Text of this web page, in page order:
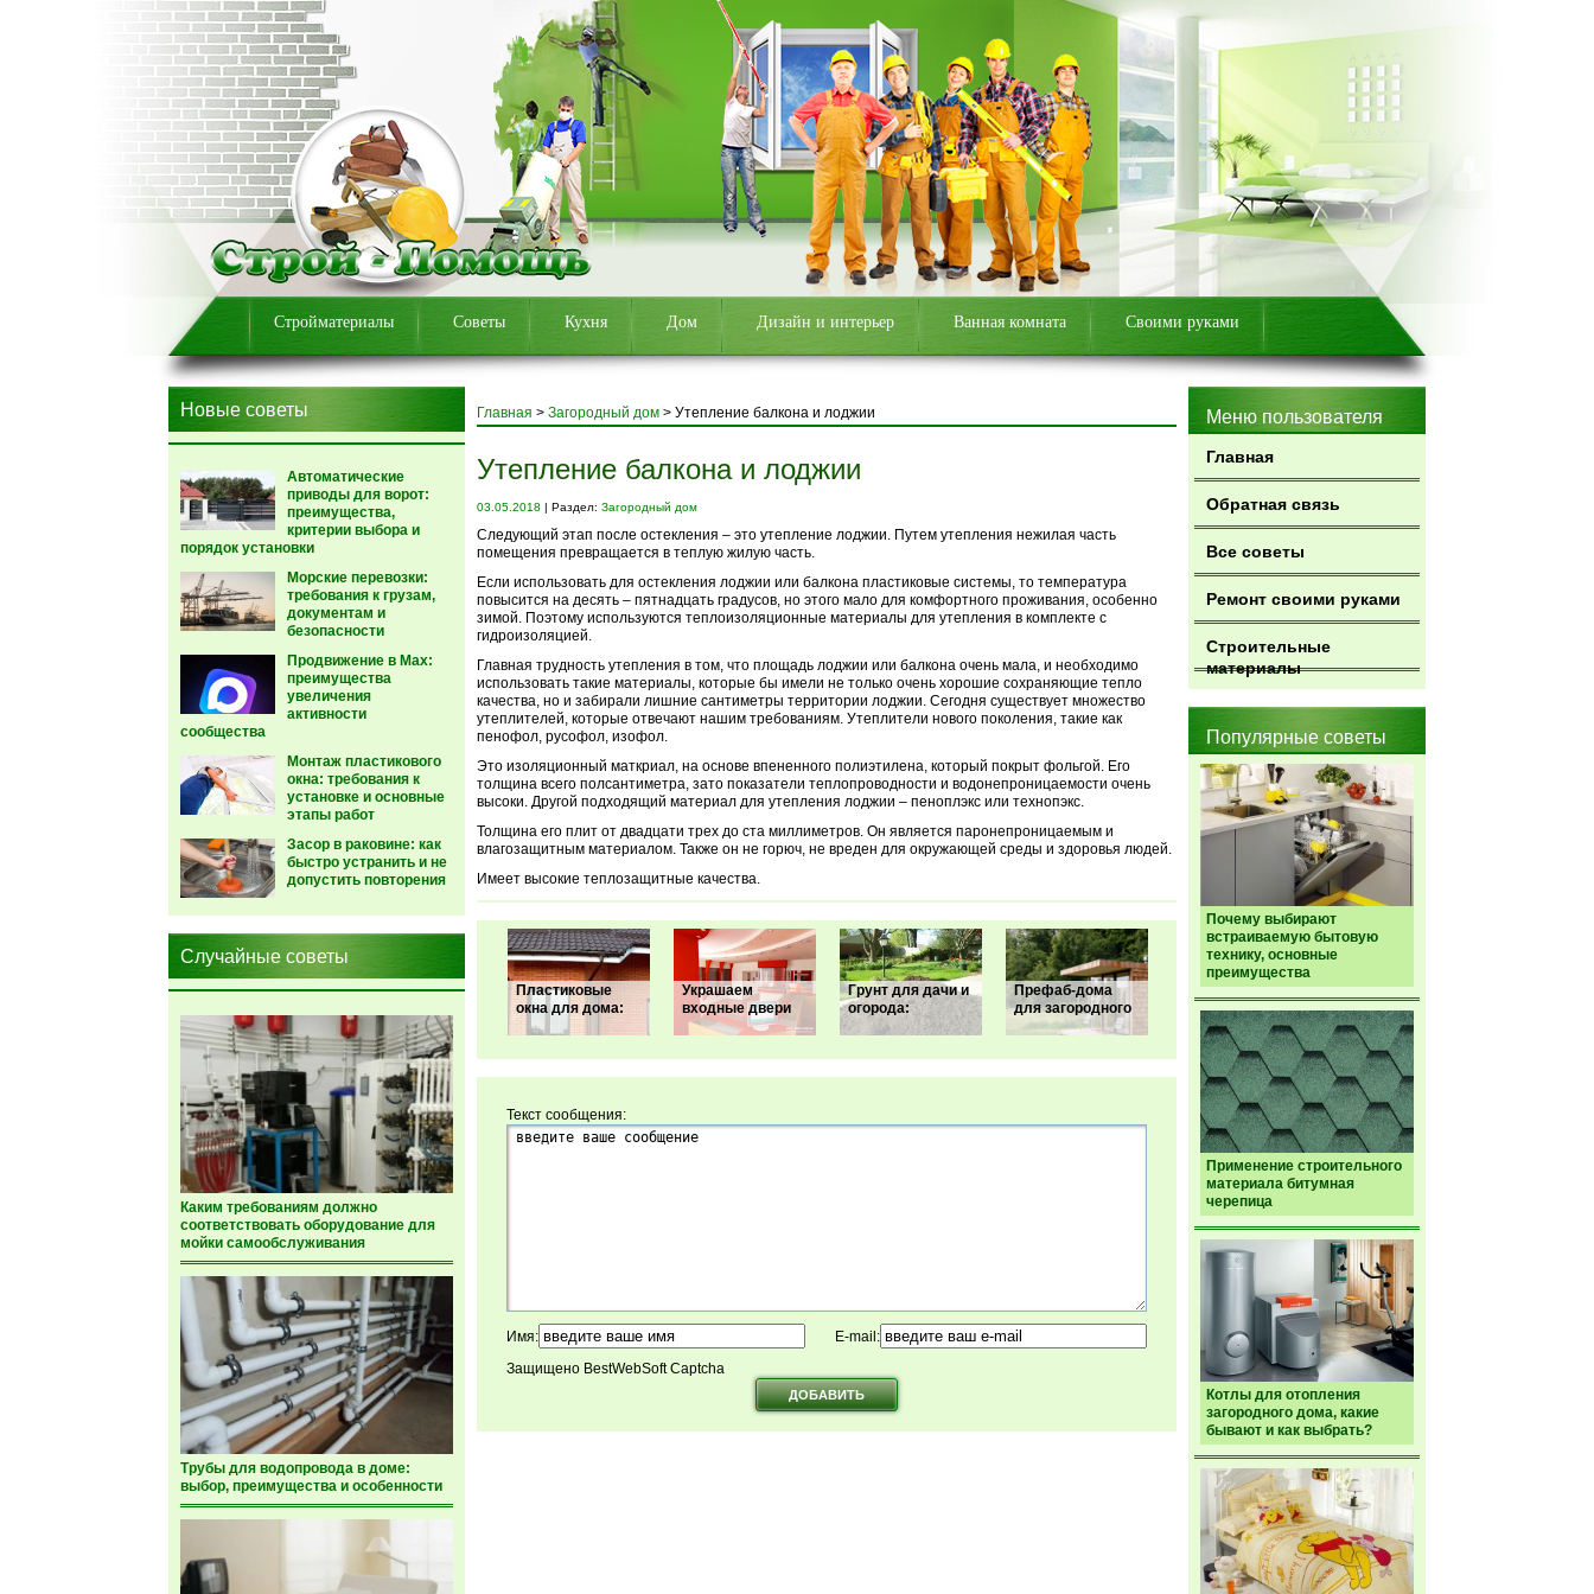
Стройматериалы Советы Кухня Дом Дизайн и интерьер Ванная комната Своими руками
Новые советы
Автоматические
приводы для ворот:
преимущества,
критерии выбора и
порядок установки
Морские перевозки:
требования к грузам,
документам и
безопасности
Продвижение в Max:
преимущества
увеличения
активности
сообщества
Монтаж пластикового
окна: требования к
установке и основные
этапы работ
Засор в раковине: как
быстро устранить и не
допустить повторения
Случайные советы
Каким требованиям должно
соответствовать оборудование для
мойки самообслуживания
Трубы для водопровода в доме:
выбор, преимущества и особенности
Меню пользователя
Главная
Обратная связь
Все советы
Ремонт своими руками
Строительные
материалы
Популярные советы
Почему выбирают
встраиваемую бытовую
технику, основные
преимущества
Применение строительного
материала битумная
черепица
Котлы для отопления
загородного дома, какие
бывают и как выбрать?
Главная > Загородный дом > Утепление балкона и лоджии
Утепление балкона и лоджии
03.05.2018 | Раздел: Загородный дом
Следующий этап после остекления – это утепление лоджии. Путем утепления нежилая часть
помещения превращается в теплую жилую часть.
Если использовать для остекления лоджии или балкона пластиковые системы, то температура
повысится на десять – пятнадцать градусов, но этого мало для комфортного проживания, особенно
зимой. Поэтому используются теплоизоляционные материалы для утепления в комплекте с
гидроизоляцией.
Главная трудность утепления в том, что площадь лоджии или балкона очень мала, и необходимо
использовать такие материалы, которые бы имели не только очень хорошие сохраняющие тепло
качества, но и забирали лишние сантиметры территории лоджии. Сегодня существует множество
утеплителей, которые отвечают нашим требованиям. Утеплители нового поколения, такие как
пенофол, русофол, изофол.
Это изоляционный маткриал, на основе впененного полиэтилена, который покрыт фольгой. Его
толщина всего полсантиметра, зато показатели теплопроводности и водонепроницаемости очень
высоки. Другой подходящий материал для утепления лоджии – пеноплэкс или технопэкс.
Толщина его плит от двадцати трех до ста миллиметров. Он является паронепроницаемым и
влагозащитным материалом. Также он не горюч, не вреден для окружающей среды и здоровья людей.
Имеет высокие теплозащитные качества.
Пластиковые
окна для дома:
Украшаем
входные двери
Грунт для дачи и
огорода:
Префаб-дома
для загородного
Текст сообщения:
Имя:
E-mail:
Защищено BestWebSoft Captcha